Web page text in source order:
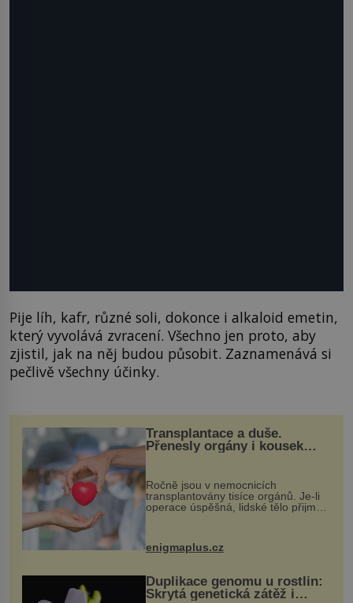
Pije líh, kafr, různé soli, dokonce i alkaloid emetin,
který vyvolává zvracení. Všechno jen proto, aby
zjistil, jak na něj budou působit. Zaznamenává si
pečlivě všechny účinky.
Transplantace a duše.
Přenesly orgány i kousek
Ročně jsou v nemocnicích
transplantovány tisíce orgánů. Je-li
operace úspěšná, lidské tělo přijme
enigmaplus.cz
Duplikace genomu u rostlin:
Skrytá genetická zátěž i